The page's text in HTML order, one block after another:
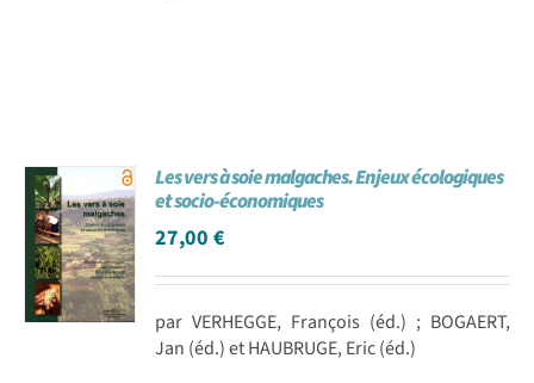
Les vers à soie malgaches. Enjeux écologiques
et socio-économiques
27,00€
par VERHEGGE, François (éd.) ; BOGAERT,
Jan (éd.) et HAUBRUGE, Eric (éd.)